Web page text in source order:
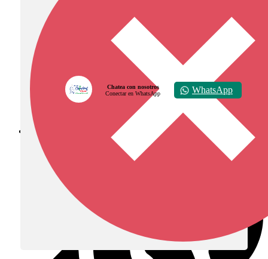
Diócesis de Zipaquirá
Chatea con nosotros
Conectar en WhatsApp
WhatsApp